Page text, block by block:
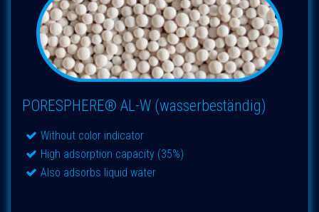
PORESPHERE® AL-W (wasserbeständig)
Without color indicator
High adsorption capacity (35%)
Also adsorbs liquid water